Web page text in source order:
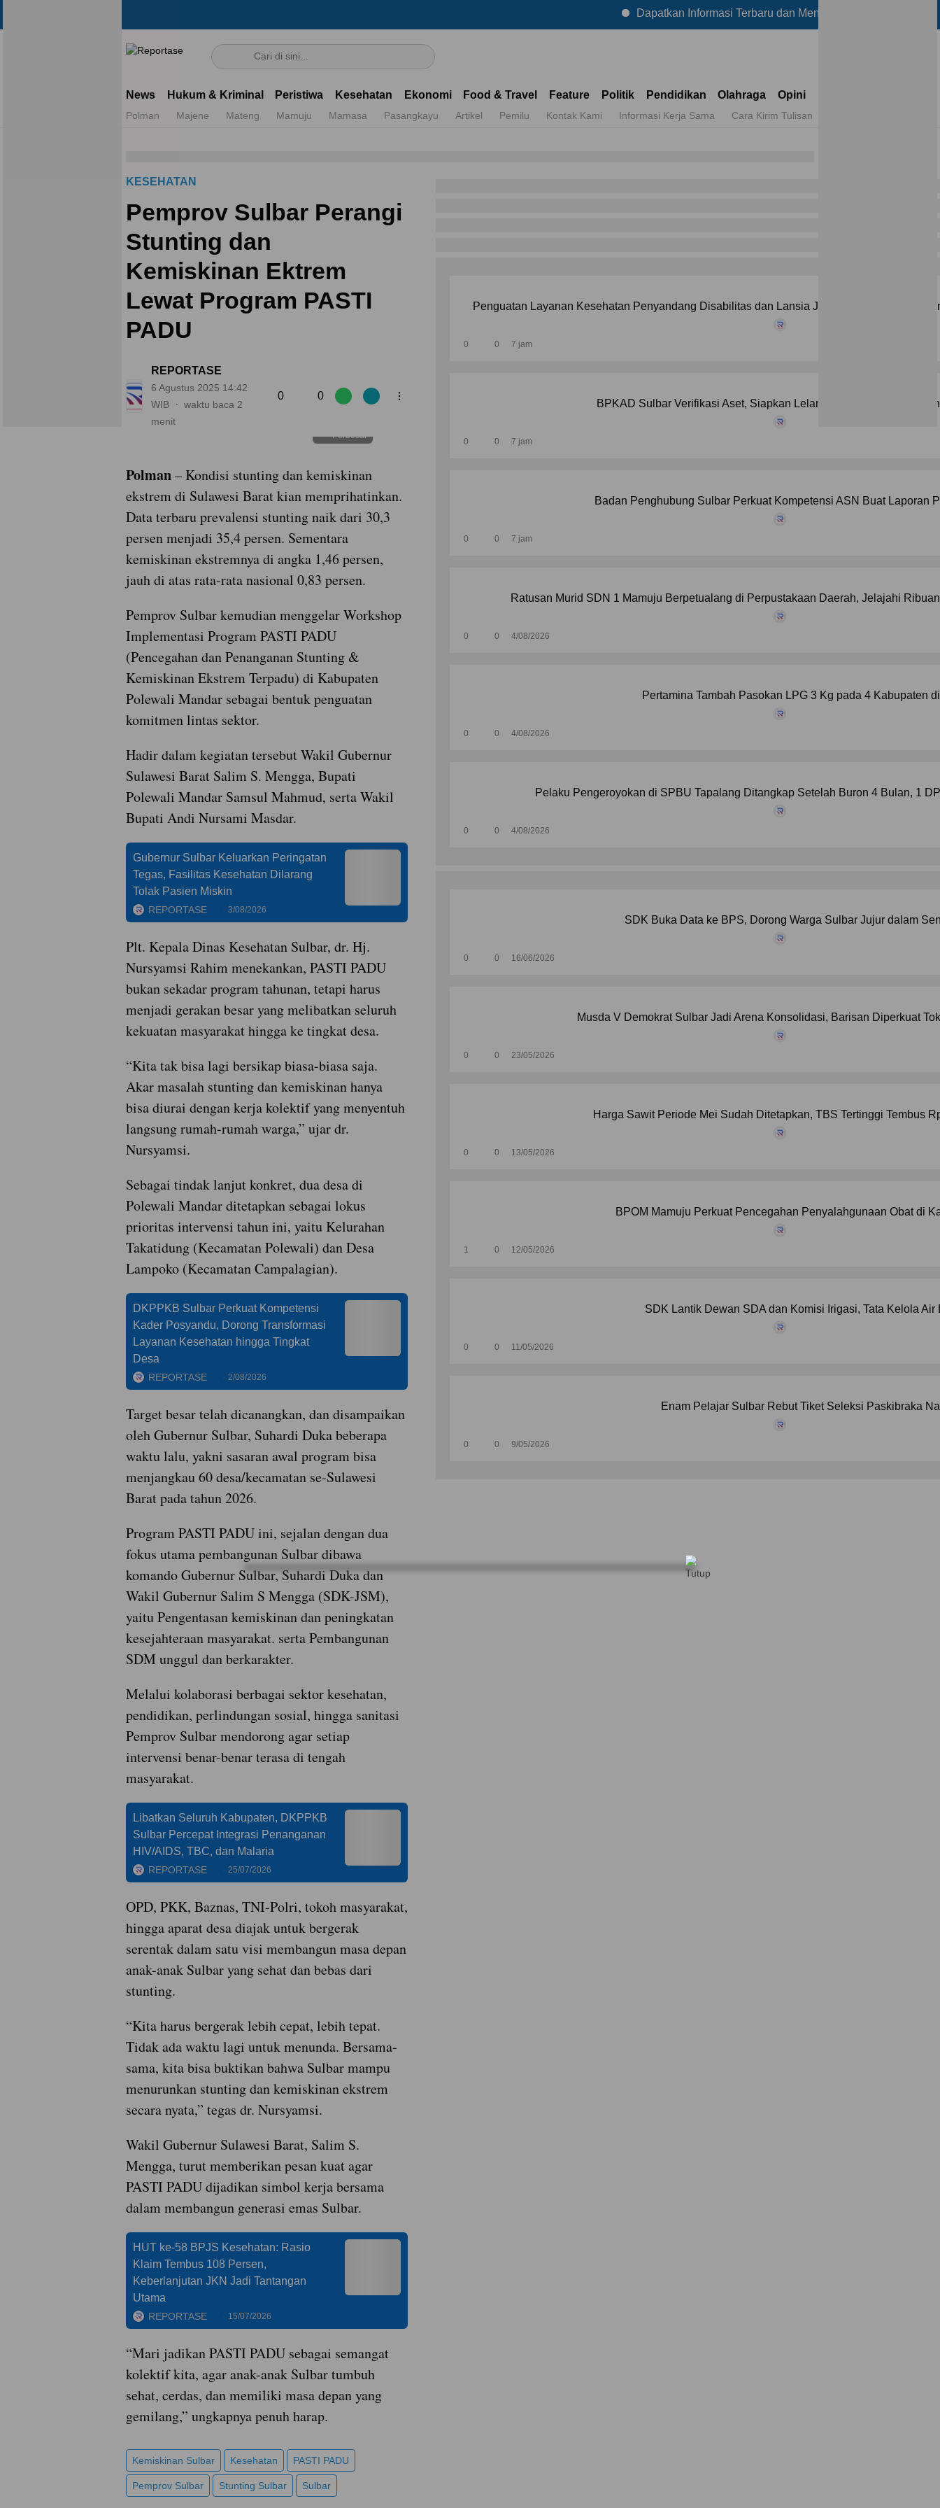
Dapatkan Informasi Terbaru dan Menarik Lainnya Hanya di Reportase
Mengulas Fakta Di Balik Cerita
News Hukum & Kriminal Peristiwa Kesehatan Ekonomi Food & Travel Feature Politik Pendidikan Olahraga Opini
Polman Majene Mateng Mamuju Mamasa Pasangkayu Artikel Pemilu Kontak Kami Informasi Kerja Sama Cara Kirim Tulisan
KESEHATAN
Pemprov Sulbar Perangi
Stunting dan
Kemiskinan Ektrem
Lewat Program PASTI
PADU
REPORTASE
6 Agustus 2025 14:42
WIB
waktu baca 2
menit
0 0
Perbesar
Polman– Kondisi stunting dan kemiskinan
ekstrem di Sulawesi Barat kian memprihatinkan.
Data terbaru prevalensi stunting naik dari 30,3
persen menjadi 35,4 persen. Sementara
kemiskinan ekstremnya di angka 1,46 persen,
jauh di atas rata-rata nasional 0,83 persen.
Pemprov Sulbar kemudian menggelar Workshop
Implementasi Program PASTI PADU
(Pencegahan dan Penanganan Stunting &
Kemiskinan Ekstrem Terpadu) di Kabupaten
Polewali Mandar sebagai bentuk penguatan
komitmen lintas sektor.
Hadir dalam kegiatan tersebut Wakil Gubernur
Sulawesi Barat Salim S. Mengga, Bupati
Polewali Mandar Samsul Mahmud, serta Wakil
Bupati Andi Nursami Masdar.
Gubernur Sulbar Keluarkan Peringatan
Tegas, Fasilitas Kesehatan Dilarang
Tolak Pasien Miskin
REPORTASE 3/08/2026
Plt. Kepala Dinas Kesehatan Sulbar, dr. Hj.
Nursyamsi Rahim menekankan, PASTI PADU
bukan sekadar program tahunan, tetapi harus
menjadi gerakan besar yang melibatkan seluruh
kekuatan masyarakat hingga ke tingkat desa.
“Kita tak bisa lagi bersikap biasa-biasa saja.
Akar masalah stunting dan kemiskinan hanya
bisa diurai dengan kerja kolektif yang menyentuh
langsung rumah-rumah warga,” ujar dr.
Nursyamsi.
Sebagai tindak lanjut konkret, dua desa di
Polewali Mandar ditetapkan sebagai lokus
prioritas intervensi tahun ini, yaitu Kelurahan
Takatidung (Kecamatan Polewali) dan Desa
Lampoko (Kecamatan Campalagian).
DKPPKB Sulbar Perkuat Kompetensi
Kader Posyandu, Dorong Transformasi
Layanan Kesehatan hingga Tingkat
Desa
REPORTASE 2/08/2026
Target besar telah dicanangkan, dan disampaikan
oleh Gubernur Sulbar, Suhardi Duka beberapa
waktu lalu, yakni sasaran awal program bisa
menjangkau 60 desa/kecamatan se-Sulawesi
Barat pada tahun 2026.
Program PASTI PADU ini, sejalan dengan dua
fokus utama pembangunan Sulbar dibawa
komando Gubernur Sulbar, Suhardi Duka dan
Wakil Gubernur Salim S Mengga (SDK-JSM),
yaitu Pengentasan kemiskinan dan peningkatan
kesejahteraan masyarakat. serta Pembangunan
SDM unggul dan berkarakter.
Melalui kolaborasi berbagai sektor kesehatan,
pendidikan, perlindungan sosial, hingga sanitasi
Pemprov Sulbar mendorong agar setiap
intervensi benar-benar terasa di tengah
masyarakat.
Libatkan Seluruh Kabupaten, DKPPKB
Sulbar Percepat Integrasi Penanganan
HIV/AIDS, TBC, dan Malaria
REPORTASE 25/07/2026
OPD, PKK, Baznas, TNI-Polri, tokoh masyarakat,
hingga aparat desa diajak untuk bergerak
serentak dalam satu visi membangun masa depan
anak-anak Sulbar yang sehat dan bebas dari
stunting.
“Kita harus bergerak lebih cepat, lebih tepat.
Tidak ada waktu lagi untuk menunda. Bersama-
sama, kita bisa buktikan bahwa Sulbar mampu
menurunkan stunting dan kemiskinan ekstrem
secara nyata,” tegas dr. Nursyamsi.
Wakil Gubernur Sulawesi Barat, Salim S.
Mengga, turut memberikan pesan kuat agar
PASTI PADU dijadikan simbol kerja bersama
dalam membangun generasi emas Sulbar.
HUT ke-58 BPJS Kesehatan: Rasio
Klaim Tembus 108 Persen,
Keberlanjutan JKN Jadi Tantangan
Utama
REPORTASE 15/07/2026
“Mari jadikan PASTI PADU sebagai semangat
kolektif kita, agar anak-anak Sulbar tumbuh
sehat, cerdas, dan memiliki masa depan yang
gemilang,” ungkapnya penuh harap.
Kemiskinan Sulbar Kesehatan PASTI PADU
Pemprov Sulbar Stunting Sulbar Sulbar
Penguatan Layanan Kesehatan Penyandang Disabilitas dan Lansia Jadi Topik Utama
0 0 7 jam
BPKAD Sulbar Verifikasi Aset, Siapkan Lelang Kendaraan Dinas
0 0 7 jam
Badan Penghubung Sulbar Perkuat Kompetensi ASN Buat Laporan
0 0 7 jam
Ratusan Murid SDN 1 Mamuju Berpetualang di Perpustakaan Daerah, Jelajahi
0 0 4/08/2026
Pertamina Tambah Pasokan LPG 3 Kg pada 4 Kabupaten
0 0 4/08/2026
Pelaku Pengeroyokan di SPBU Tapalang Ditangkap Setelah Buron 4 Bulan, 1
0 0 4/08/2026
SDK Buka Data ke BPS, Dorong Warga Sulbar Jujur dalam
0 0 16/06/2026
Musda V Demokrat Sulbar Jadi Arena Konsolidasi, Barisan Diperkuat
0 0 23/05/2026
Harga Sawit Periode Mei Sudah Ditetapkan, TBS Tertinggi Tembus
0 0 13/05/2026
BPOM Mamuju Perkuat Pencegahan Penyalahgunaan Obat di
1 0 12/05/2026
SDK Lantik Dewan SDA dan Komisi Irigasi, Tata Kelola Air
0 0 11/05/2026
Enam Pelajar Sulbar Rebut Tiket Seleksi Paskibraka
0 0 9/05/2026